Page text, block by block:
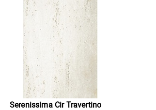
Serenissima Cir Travertino